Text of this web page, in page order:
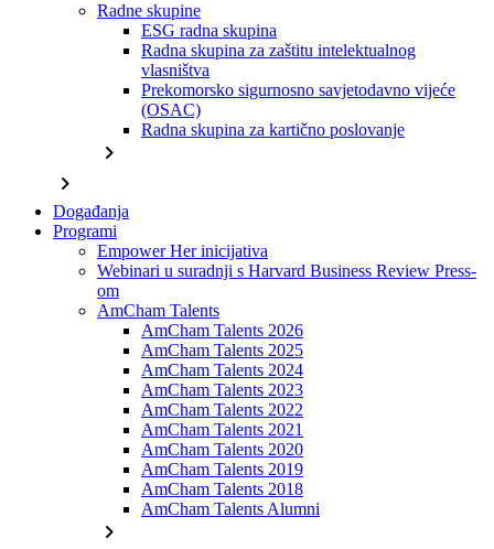
Radne skupine
ESG radna skupina
Radna skupina za zaštitu intelektualnog
vlasništva
Prekomorsko sigurnosno savjetodavno vijeće
(OSAC)
Radna skupina za kartično poslovanje
chevron_right
chevron_right
Događanja
Programi
Empower Her inicijativa
Webinari u suradnji s Harvard Business Review Press-
om
AmCham Talents
AmCham Talents 2026
AmCham Talents 2025
AmCham Talents 2024
AmCham Talents 2023
AmCham Talents 2022
AmCham Talents 2021
AmCham Talents 2020
AmCham Talents 2019
AmCham Talents 2018
AmCham Talents Alumni
chevron_right